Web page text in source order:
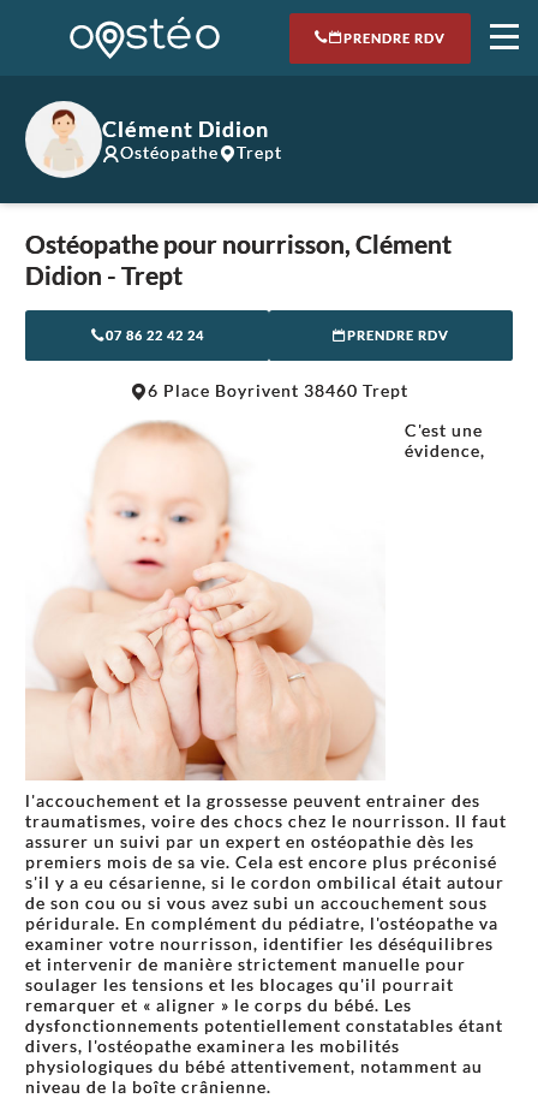
PRENDRE RDV
Clément Didion
Ostéopathe Trept
Ostéopathe pour nourrisson, Clément
Didion - Trept
07 86 22 42 24 PRENDRE RDV
6 Place Boyrivent 38460 Trept
C'est une
évidence,
l'accouchement et la grossesse peuvent entrainer des
traumatismes, voire des chocs chez le nourrisson. Il faut
assurer un suivi par un expert en ostéopathie dès les
premiers mois de sa vie. Cela est encore plus préconisé
s'il y a eu césarienne, si le cordon ombilical était autour
de son cou ou si vous avez subi un accouchement sous
péridurale. En complément du pédiatre, l'ostéopathe va
examiner votre nourrisson, identifier les déséquilibres
et intervenir de manière strictement manuelle pour
soulager les tensions et les blocages qu'il pourrait
remarquer et « aligner » le corps du bébé. Les
dysfonctionnements potentiellement constatables étant
divers, l'ostéopathe examinera les mobilités
physiologiques du bébé attentivement, notamment au
niveau de la boîte crânienne.